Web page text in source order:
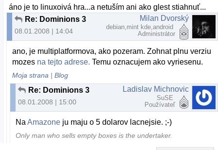
áno je to linuxoivá hra...a netuším ani ako glest stiahnuť...
Re: Dominions 3
08.01.2008 | 14:04
Milan Dvorský
debian,mint kde,android
Administrátor
ano, je multiplatformova, ako pozeram. Zohnat plnu verziu
mozes na tejto adrese. Temu oznacujem ako vyriesenu.
Moja strana |Blog
Re: Dominions 3
08.01.2008 | 15:00
Ladislav Michnovic
SuSE
Používateľ
NaAmazone ju maju o 5 dolarov lacnejsie. ;-)
Only man who sells empty boxes is the undertaker.